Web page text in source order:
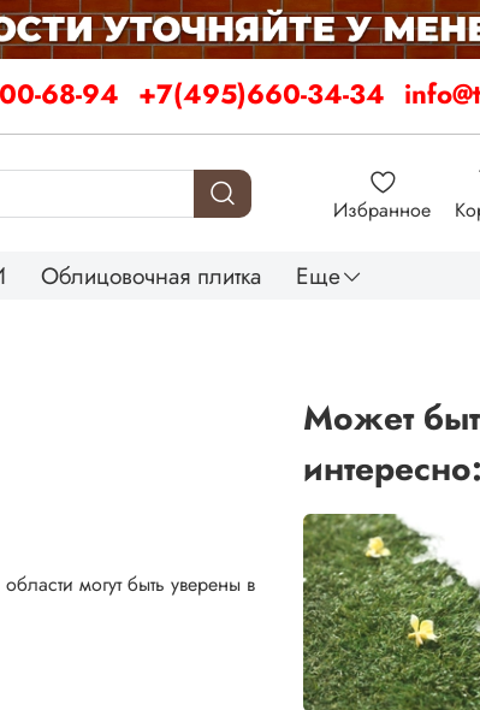
68-94 +7(495)660-34-34
Избранное
Облицовочная плитка Еще
могут быть уверены в
Может
интересно: